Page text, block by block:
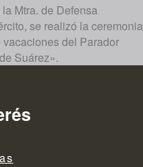
Mtra. de Defensa
se realizó la ceremonia
del Parador
Suárez».